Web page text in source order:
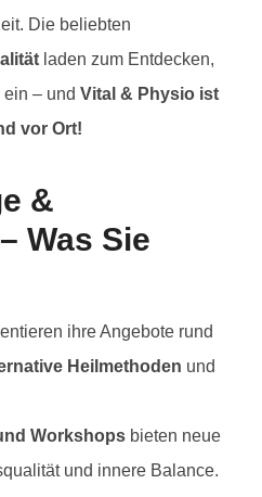
Die beliebten
laden zum Entdecken,
– und Vital & Physio ist
vor Ort!
&
Was Sie
ihre Angebote rund
Heilmethoden und
Workshops bieten neue
und innere Balance.